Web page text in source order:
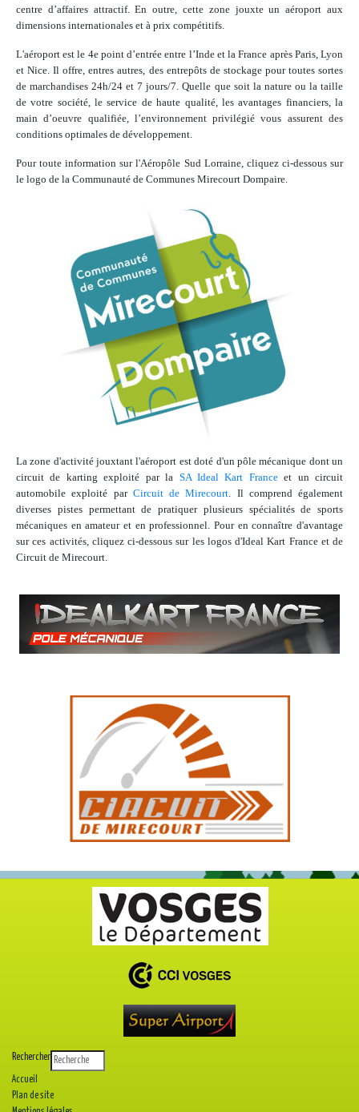
centre d’affaires attractif. En outre, cette zone jouxte un aéroport aux
dimensions internationales et à prix compétitifs.
L'aéroport est le 4e point d’entrée entre l’Inde et la France après Paris, Lyon
et Nice. Il offre, entres autres, des entrepôts de stockage pour toutes sortes
de marchandises 24h/24 et 7 jours/7. Quelle que soit la nature ou la taille
de votre société, le service de haute qualité, les avantages financiers, la
main d’oeuvre qualifiée, l’environnement privilégié vous assurent des
conditions optimales de développement.
Pour toute information sur l'Aéropôle Sud Lorraine, cliquez ci-dessous sur
le logo de la Communauté de Communes Mirecourt Dompaire.
La zone d'activité jouxtant l'aéroport est doté d'un pôle mécanique dont un
circuit de karting exploité par la SA Ideal Kart Franceet un circuit
automobile exploité par Circuit de Mirecourt. Il comprend également
diverses pistes permettant de pratiquer plusieurs spécialités de sports
mécaniques en amateur et en professionnel. Pour en connaître d'avantage
sur ces activités, cliquez ci-dessous sur les logos d'Ideal Kart France et de
Circuit de Mirecourt.
Rechercher
Accueil
Plan de site